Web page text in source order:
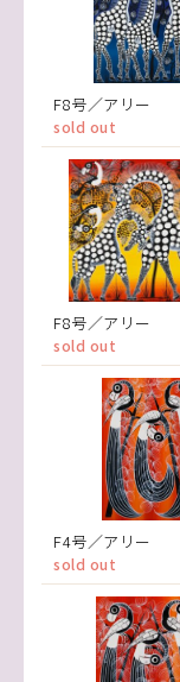
F8号／アリー
sold out
F8号／アリー
sold out
F4号／アリー
sold out